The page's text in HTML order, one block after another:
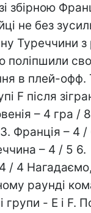
збірною
не без
Туреччини
поліпшили
в плей-офф.
F після
– 4 гра /
Франція – 4 /
– 4 / 5 6.
/ 4
раунді
групи - E і F.